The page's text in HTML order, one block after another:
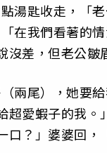
湯匙收走，「
在我們看著的
差，但老公皺
兩尾），她要
超愛蝦子的我
？」婆婆回，